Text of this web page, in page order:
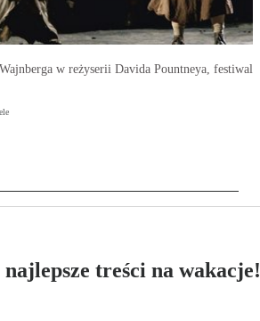
Wajnberga w reżyserii Davida Pountneya, festiwal
treści na wakacje!